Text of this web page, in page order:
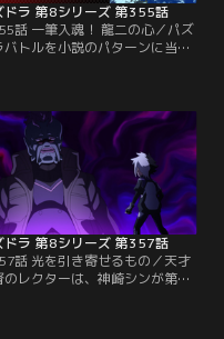
ドラ 第8シリーズ 第355話
話 一筆入魂！ 龍二の心／パズ
バトルを小説のパターンに当て
分のパズドラに集中する。盤
応えてくれることを信じて誠実
き合う龍二を見て、ふとピッツ
つての自分を思い出す。
ドラ 第8シリーズ 第357話
話 光を引き寄せるもの／天才
のレクターは、神崎シンが第3